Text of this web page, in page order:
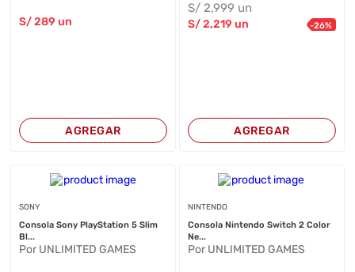
S/289 un
AGREGAR
S/ 2,999 un
S/2,219 un -26%
AGREGAR
SONY
Consola Sony PlayStation 5 Slim
Bl...
Por UNLIMITED GAMES
NINTENDO
Consola Nintendo Switch 2 Color
Ne...
Por UNLIMITED GAMES